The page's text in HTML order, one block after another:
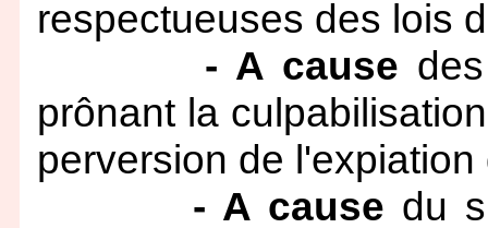
respectueuses des lois
- A cause
prônant la
perversion de
- A cause du